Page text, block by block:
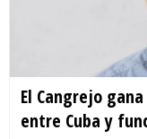
El Cangrejo
entre Cuba y